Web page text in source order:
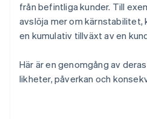
från befintliga kunder. Till
avslöja mer om kärnstabilitet,
en kumulativ tillväxt av en
Här är en genomgång av
likheter, påverkan och